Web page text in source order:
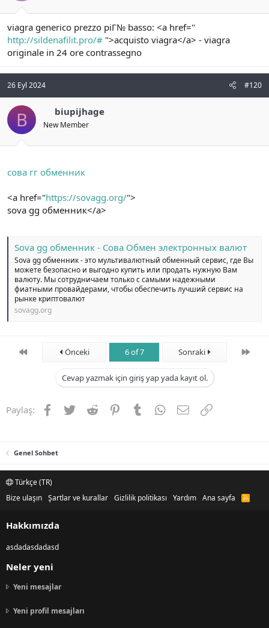
viagra generico prezzo piГ№ basso: <a href="
http://sildenafilit.pro/# ">acquisto viagra</a> - viagra
originale in 24 ore contrassegno
26 Eyl 2024 #120
B biupijhage
New Member
сова гг обменник
<a href="https://sovagg.org/">
sova gg обменник</a>
Sova gg обменник - Сова Обмен электронных валют
Sova gg обменник - это мультивалютный обменный сервис, где Вы
можете безопасно и выгодно купить или продать нужную Вам
валюту. Мы сотрудничаем только с самыми надежными
фиатными провайдерами, чтобы обеспечить лучший сервис на
рынке криптовалют
sovagg.org
First Önceki 6 of 7 Sonraki Son
Cevap yazmak için giriş yap yada kayıt ol.
Paylaş: Facebook
TwitterReddit PinterestTumblrWhatsApp
E-postaLink
Genel Sohbet
Türkçe (TR)
Bize ulaşın Şartlar ve kurallar Gizlilik politikası Yardım Ana sayfa
R
Hakkımızda
asdadasdadasd
Neler yeni
Yeni mesajlar
Yeni profil mesajları